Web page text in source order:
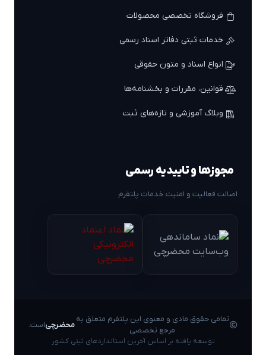
فروشگاه تخصصی محصولات
خدمات ثبتی دفاتر اسناد رسمی
انواع اسناد و متون حقوقی
قوانین، مقررات و بخشنامه‌ها
وبلاگ آموزشی و تازه‌های ثبت
مجوزها و تاییدیه رسمی
اصالت فعالیت و امنیت خدمات پلتفرم
تمامی حقوق مادی و معنوی این پلتفرم متعلق به
مرجع تخصصی
محضرچیاست.
توسعه یافته بر اساس آخرین استانداردهای ثبتی کشور